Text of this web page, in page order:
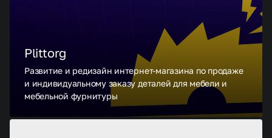
Plittorg
Развитие и редизайн интернет-магазина по продаже
и индивидуальному заказу деталей для мебели и
мебельной фурнитуры